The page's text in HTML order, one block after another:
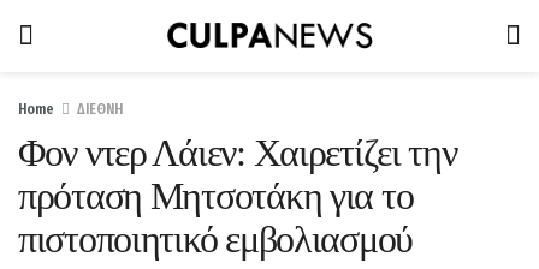
Home ΔΙΕΘΝΗ
Φον ντερ Λάιεν: Χαιρετίζει την
πρόταση Μητσοτάκη για το
πιστοποιητικό εμβολιασμού